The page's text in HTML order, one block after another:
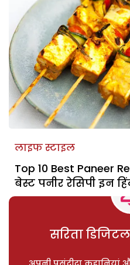
लाइफ स्टाइल
Top 10 Best Paneer
बेस्ट पनीर रेसिपी इन
सरिता